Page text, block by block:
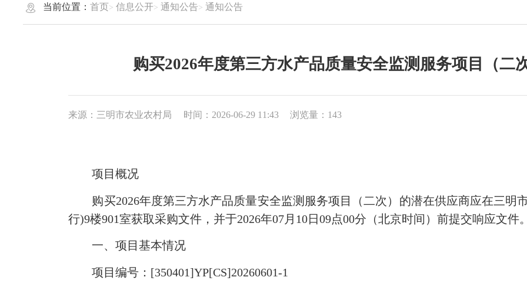
当前位置：首页 信息公开 通知公告 通知公告
购买2026年度第三方水产品质量安全监测服务项目（二
来源：三明市农业农村局 时间：2026-06-29 11:43 浏览量：143
项目概况
购买2026年度第三方水产品质量安全监测服务项目（二次）的潜在供应商应在三明
行)9楼901室获取采购文件，并于2026年07月10日09点00分（北京时间）前提交响应文件。
一、项目基本情况
项目编号：[350401]YP[CS]20260601-1